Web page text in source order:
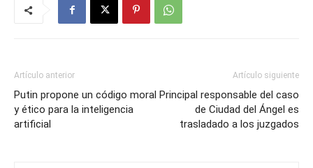
Artículo anterior
Putin propone un código moral
y ético para la inteligencia
artificial
Artículo siguiente
Principal responsable del caso
de Ciudad del Ángel es
trasladado a los juzgados